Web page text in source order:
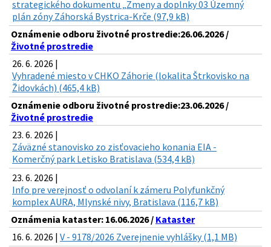
strategického dokumentu „Zmeny a doplnky 03 Územný
plán zóny Záhorská Bystrica-Krče (97,9 kB)
Oznámenie odboru životné prostredie:26.06.2026 /
Životné prostredie
26. 6. 2026 |
Vyhradené miesto v CHKO Záhorie (lokalita Štrkovisko na
Židovkách) (465,4 kB)
Oznámenie odboru životné prostredie:23.06.2026 /
Životné prostredie
23. 6. 2026 |
Záväzné stanovisko zo zisťovacieho konania EIA -
Komerčný park Letisko Bratislava (534,4 kB)
23. 6. 2026 |
Info pre verejnosť o odvolaní k zámeru Polyfunkčný
komplex AURA, Mlynské nivy, Bratislava (116,7 kB)
Oznámenia kataster: 16.06.2026 / Kataster
16. 6. 2026 | V - 9178/2026 Zverejnenie vyhlášky (1,1 MB)